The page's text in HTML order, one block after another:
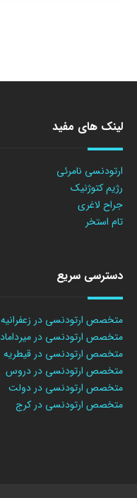
لینک های مفید
ارتودنسی نامرئی
رژیم کتوژنیک
جراح لاغری
تام استخر
دسترسی سریع
متخصص ارتودنسی در زعفرانیه
متخصص ارتودنسی در میرداماد
متخصص ارتودنسی در قیطریه
متخصص ارتودنسی در دروس
متخصص ارتودنسی در دولت
متخصص ارتودنسی در کرج